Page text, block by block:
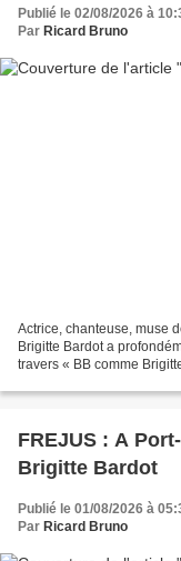
Publié le 02/08/2026 à
Par Ricard Bruno
Actrice, chanteuse, muse
Brigitte Bardot a
travers « BB comme
FREJUS : A
Brigitte Bardot
Publié le 01/08/2026 à
Par Ricard Bruno